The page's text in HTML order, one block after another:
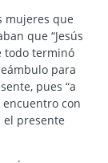
mujeres que
que “Jesús
todo terminó
para
pues “a
con
el presente